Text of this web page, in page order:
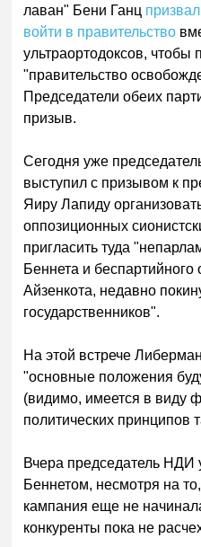
лаван" Бени Ганц
войти в правительство
ультраортодоксов, чтобы
"правительство
Председатели обеих
призыв.
Сегодня уже
выступил с призывом к
Яиру Лапиду
оппозиционных
пригласить туда
Беннета и беспартийного
Айзенкота, недавно
государственников".
На этой встрече
"основные положения
(видимо, имеется в виду
политических принципов
Вчера председатель НДИ
Беннетом, несмотря на
кампания еще не
конкуренты пока не